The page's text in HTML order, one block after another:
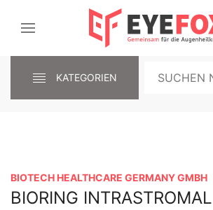
KATEGORIEN
BIOTECH HEALTHCARE GERMANY GMBH
BIORING